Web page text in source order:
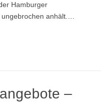
Hamburger
anhält.…
–